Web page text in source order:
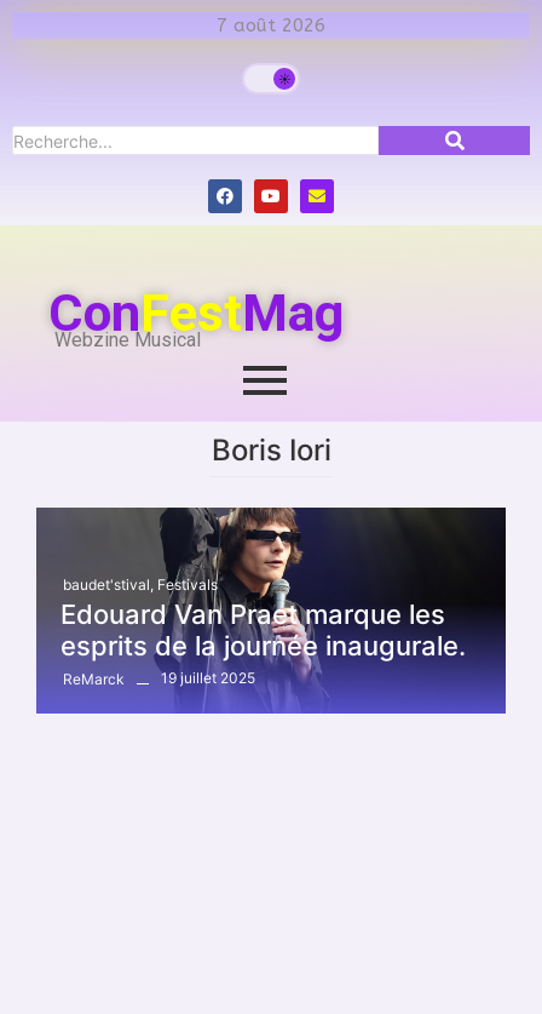
7 août 2026
ConFestMag
Webzine Musical
Boris Iori
baudet'stival, Festivals
Edouard Van Praet marque les
esprits de la journée inaugurale.
ReMarck 19 juillet 2025